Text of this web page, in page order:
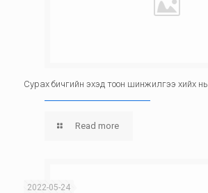
Сурах бичгийн эхэд тоон шинжилгээ хийх нь
Read more
2022-05-24